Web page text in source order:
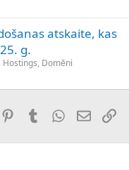
atskaite, kas
g.
Domēni
PinterestTumblrWhatsApp
E-pasts